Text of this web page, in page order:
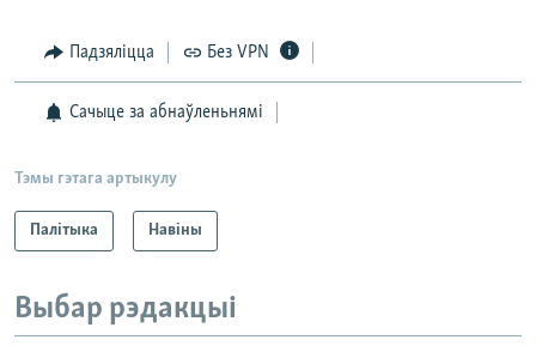
Падзяліцца Без VPN
Сачыце за абнаўленьнямі
Тэмы гэтага артыкулу
Палітыка Навіны
Выбар рэдакцыі